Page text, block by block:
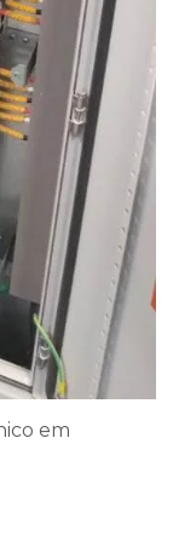
em